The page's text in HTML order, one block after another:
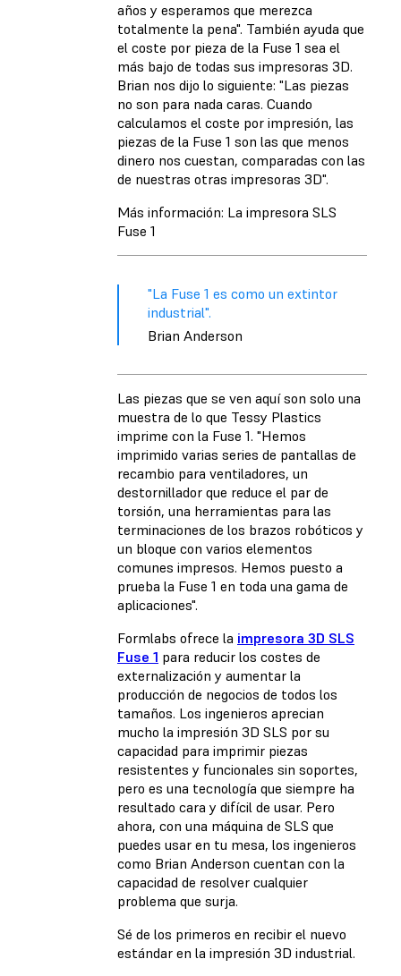
años y esperamos que merezca
totalmente la pena". También ayuda que
el coste por pieza de la Fuse 1 sea el
más bajo de todas sus impresoras 3D.
Brian nos dijo lo siguiente: "Las piezas
no son para nada caras. Cuando
calculamos el coste por impresión, las
piezas de la Fuse 1 son las que menos
dinero nos cuestan, comparadas con las
de nuestras otras impresoras 3D".
Más información: La impresora SLS
Fuse 1
"La Fuse 1 es como un extintor
industrial".
Brian Anderson
Las piezas que se ven aquí son solo una
muestra de lo que Tessy Plastics
imprime con la Fuse 1. "Hemos
imprimido varias series de pantallas de
recambio para ventiladores, un
destornillador que reduce el par de
torsión, una herramientas para las
terminaciones de los brazos robóticos y
un bloque con varios elementos
comunes impresos. Hemos puesto a
prueba la Fuse 1 en toda una gama de
aplicaciones".
Formlabs ofrece la impresora 3D SLS
Fuse 1 para reducir los costes de
externalización y aumentar la
producción de negocios de todos los
tamaños. Los ingenieros aprecian
mucho la impresión 3D SLS por su
capacidad para imprimir piezas
resistentes y funcionales sin soportes,
pero es una tecnología que siempre ha
resultado cara y difícil de usar. Pero
ahora, con una máquina de SLS que
puedes usar en tu mesa, los ingenieros
como Brian Anderson cuentan con la
capacidad de resolver cualquier
problema que surja.
Sé de los primeros en recibir el nuevo
estándar en la impresión 3D industrial.